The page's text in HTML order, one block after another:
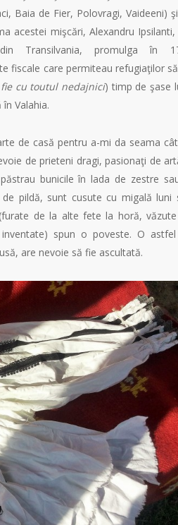
Baia de Fier, Polovragi, Vaideeni)
acestei mişcări, Alexandru Ipsilanti,
Transilvania, promulga în
fiscale care permiteau refugiaţilor
cu toutul nedajnici) timp de şase
Valahia.
de casă pentru a-mi da seama
de prieteni dragi, pasionaţi de
bunicile în lada de zestre
pildă, sunt cusute cu migală luni
de la alte fete la horă,
spun o poveste. O
are nevoie să fie ascultată.